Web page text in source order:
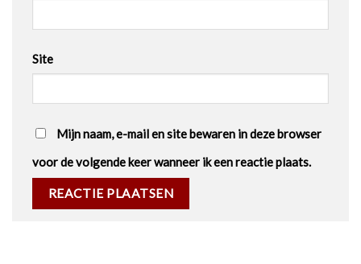
Site
Mijn naam, e-mail en site bewaren in deze browser
voor de volgende keer wanneer ik een reactie plaats.